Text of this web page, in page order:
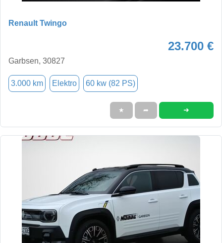
Renault Twingo
23.700 €
Garbsen, 30827
3.000 km Elektro 60 kw (82 PS)
★ ➦ ➜